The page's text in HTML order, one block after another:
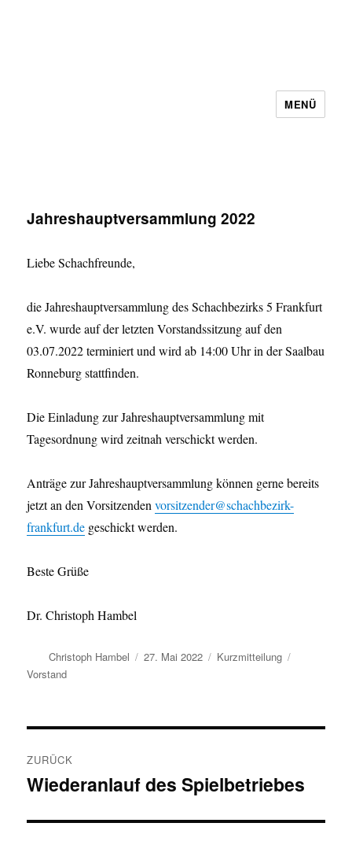
MENÜ
Jahreshauptversammlung 2022
Liebe Schachfreunde,
die Jahreshauptversammlung des Schachbezirks 5 Frankfurt
e.V. wurde auf der letzten Vorstandssitzung auf den
03.07.2022 terminiert und wird ab 14:00 Uhr in der Saalbau
Ronneburg stattfinden.
Die Einladung zur Jahreshauptversammlung mit
Tagesordnung wird zeitnah verschickt werden.
Anträge zur Jahreshauptversammlung können gerne bereits
jetzt an den Vorsitzendenvorsitzender@schachbezirk-
frankfurt.de geschickt werden.
Beste Grüße
Dr. Christoph Hambel
Autor
Christoph Hambel
Veröffentlicht
27. Mai 2022 Format
Kurzmitteilung
Vorstand
ZURÜCK
Vorheriger
Wiederanlauf des Spielbetriebes